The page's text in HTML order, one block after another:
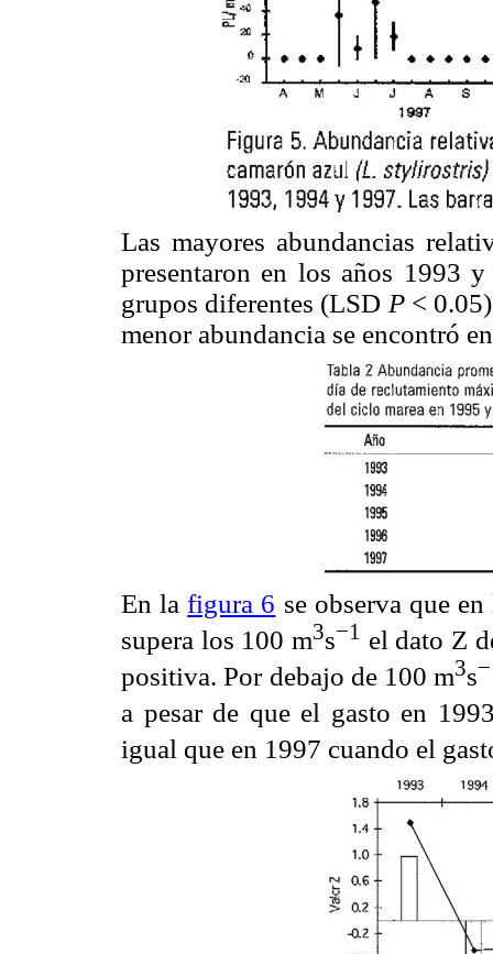
Las mayores abundancias
presentaron en los años 1993
grupos diferentes (LSD P< 0.05)
menor abundancia se encontró
En lafigura 6 se observa que
supera los 100 m3s−1 el dato Z
positiva. Por debajo de 100 m3s
a pesar de que el gasto en
igual que en 1997 cuando el